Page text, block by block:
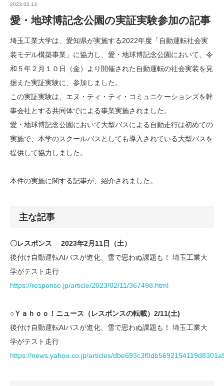
2023.02.13
愛・地球博記念公園の実証実験参加の記事
埼玉工業大学は、愛知県が実施する2022年度「自動運転社会実
装モデル構築事業」に協力し、愛・地球博記念公園において、令
和５年２月１０日（金）より開催された自動運転の社会実装を見
据えた実証実験に、参加しました。
この実証実験は、エヌ・ティ・ティ・コミュニケーションズを幹
事会社とする共同体でによる事業実施されました。
愛・地球博記念公園において大型バスによる自動走行は初めての
実施で、本学のスクールバスとしても導入されている大型バスを
提供して協力しました。
本件の実施に関する記事が、紹介されました。
主な記事
〇レスポンス 2023年2月11日（土）
後付け自動運転AIバスが進化、雪で思わぬ課題も！ 埼玉工業大
学がテスト走行
https://response.jp/article/2023/02/11/367498.html
○Ｙａｈｏｏ！ニュース（レスポンスの転載）2/11(土)
後付け自動運転AIバスが進化、雪で思わぬ課題も！ 埼玉工業大
学がテスト走行
https://news.yahoo.co.jp/articles/